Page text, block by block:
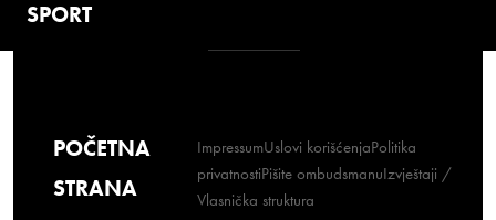
SPORT
POČETNA
STRANA
ImpressumUslovi korišćenjaPolitika
privatnostiPišite ombudsmanuIzvještaji /
Vlasnička struktura